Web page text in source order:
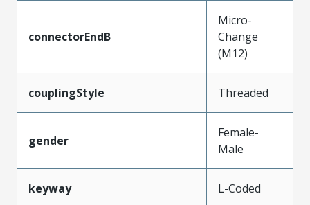
connectorEndB
Micro-
Change
(M12)
couplingStyle Threaded
gender
Female-
Male
keyway L-Coded